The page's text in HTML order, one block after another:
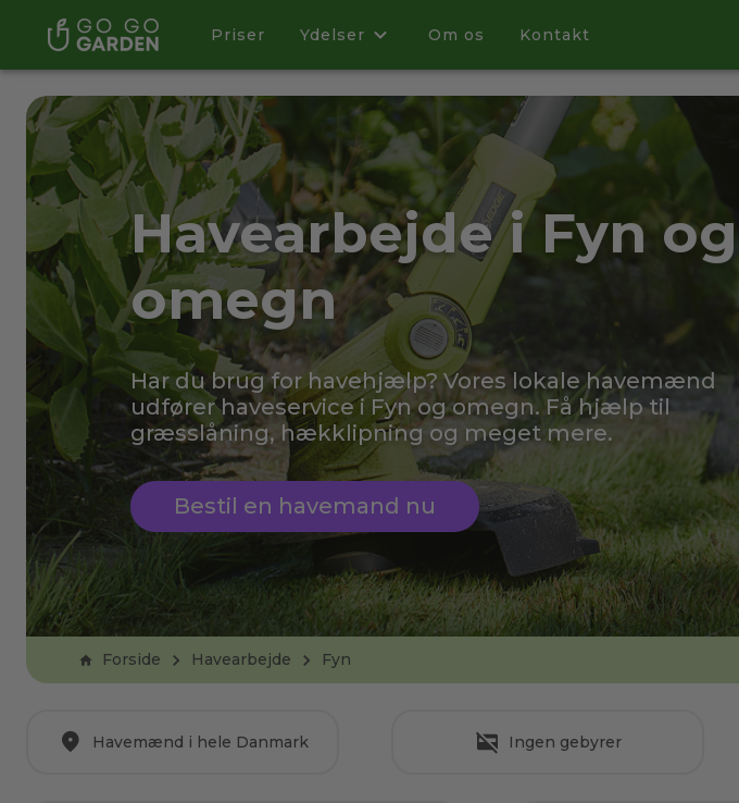
Priser Ydelser Om os Kontakt
Havearbejde i Fyn og
omegn
Har du brug for havehjælp? Vores lokale havemænd
udfører haveservice i Fyn og omegn. Få hjælp til
græsslåning, hækklipning og meget mere.
Bestil en havemand nu
Forside Havearbejde Fyn
Havemænd i hele Danmark Ingen gebyrer